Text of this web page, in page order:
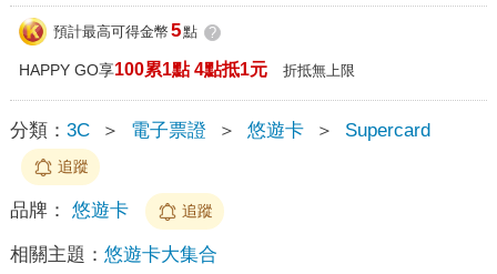
預計最高可得金幣 5點 ?
HAPPY GO享100累1點 4點抵1元 折抵無上限
分類： 3C ＞ 電子票證 ＞ 悠遊卡 ＞ Supercard
追蹤
品牌： 悠遊卡 追蹤
相關主題： 悠遊卡大集合